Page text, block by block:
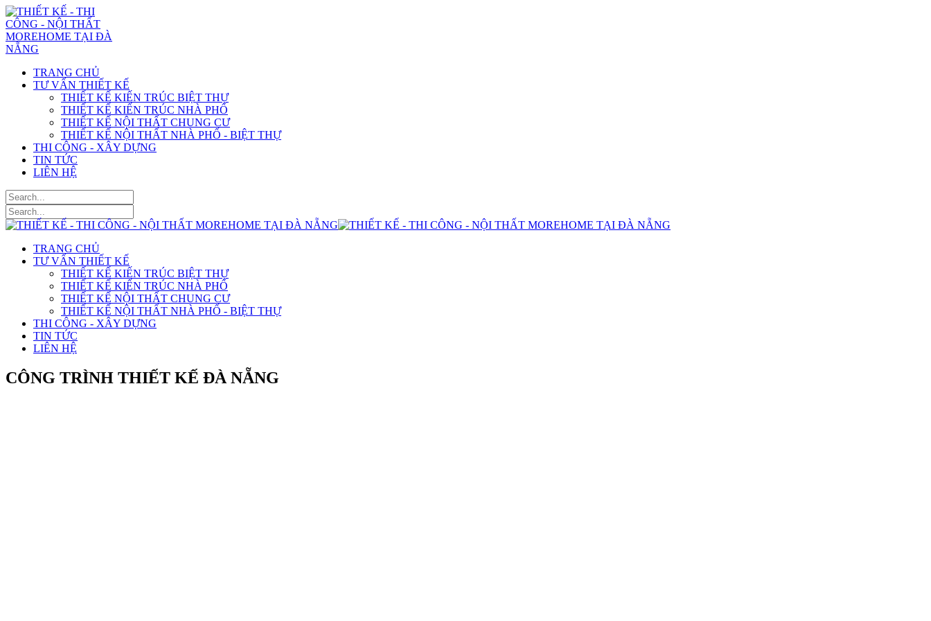
TRANG CHỦ
TƯ VẤN THIẾT KẾ
THIẾT KẾ KIẾN TRÚC BIỆT THỰ
THIẾT KẾ KIẾN TRÚC NHÀ PHỐ
THIẾT KẾ NỘI THẤT CHUNG CƯ
THIẾT KẾ NỘI THẤT NHÀ PHỐ - BIỆT THỰ
THI CÔNG - XÂY DỰNG
TIN TỨC
LIÊN HỆ
TRANG CHỦ
TƯ VẤN THIẾT KẾ
THIẾT KẾ KIẾN TRÚC BIỆT THỰ
THIẾT KẾ KIẾN TRÚC NHÀ PHỐ
THIẾT KẾ NỘI THẤT CHUNG CƯ
THIẾT KẾ NỘI THẤT NHÀ PHỐ - BIỆT THỰ
THI CÔNG - XÂY DỰNG
TIN TỨC
LIÊN HỆ
CÔNG TRÌNH THIẾT KẾ ĐÀ NẴNG